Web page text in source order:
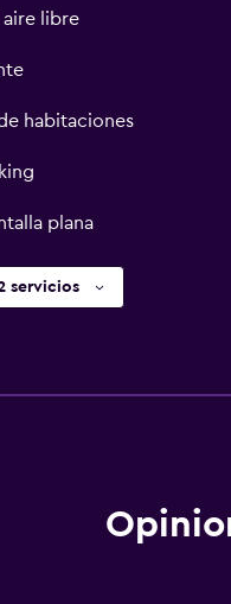
aire libre
habitaciones
plana
servicios